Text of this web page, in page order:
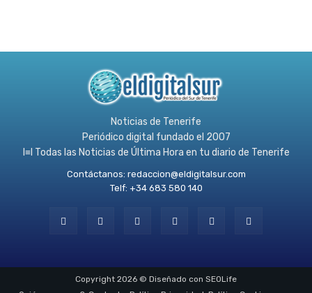
Noticias de Tenerife
Periódico digital fundado el 2007
l≡l Todas las Noticias de Última Hora en tu diario de Tenerife
Contáctanos: redaccion@eldigitalsur.com
Telf: +34 683 580 140
Copyright 2026 © Diseñado con SEOLife